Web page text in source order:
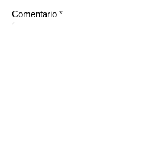
Comentario *